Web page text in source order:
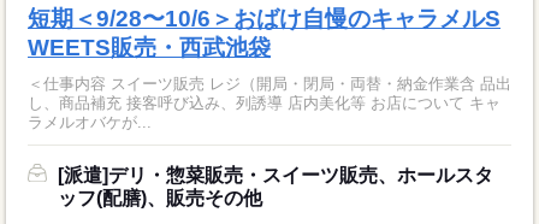
短期＜9/28〜10/6＞おばけ自慢のキャラメルS
WEETS販売・西武池袋
＜仕事内容 スイーツ販売 レジ（開局・閉局・両替・納金作業含 品出
し、商品補充 接客呼び込み、列誘導 店内美化等 お店について キャ
ラメルオバケが...
[派遣]デリ・惣菜販売・スイーツ販売、ホールスタ
ッフ(配膳)、販売その他